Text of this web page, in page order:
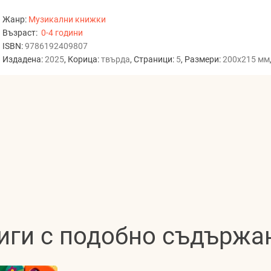
Жанр: Музикални книжки
Възраст:0-4 години
ISBN:9786192409807
Издадена:2025, Корица:твърда, Страници: 5, Размери:200x215 мм,
с подобно